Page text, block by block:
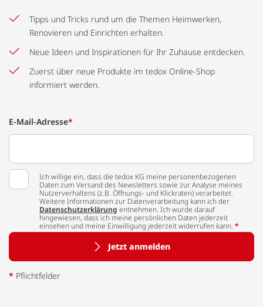
Tipps und Tricks rund um die Themen Heimwerken,
Renovieren und Einrichten erhalten.
Neue Ideen und Inspirationen für Ihr Zuhause entdecken.
Zuerst über neue Produkte im tedox Online-Shop
informiert werden.
E-Mail-Adresse*
Ich willige ein, dass die tedox KG meine personenbezogenen
Daten zum Versand des Newsletters sowie zur Analyse meines
Nutzerverhaltens (z.B. Öffnungs- und Klickraten) verarbeitet.
Weitere Informationen zur Datenverarbeitung kann ich der
Datenschutzerklärung entnehmen. Ich wurde darauf
hingewiesen, dass ich meine persönlichen Daten jederzeit
einsehen und meine Einwilligung jederzeit widerrufen kann. *
Jetzt anmelden
* Pflichtfelder